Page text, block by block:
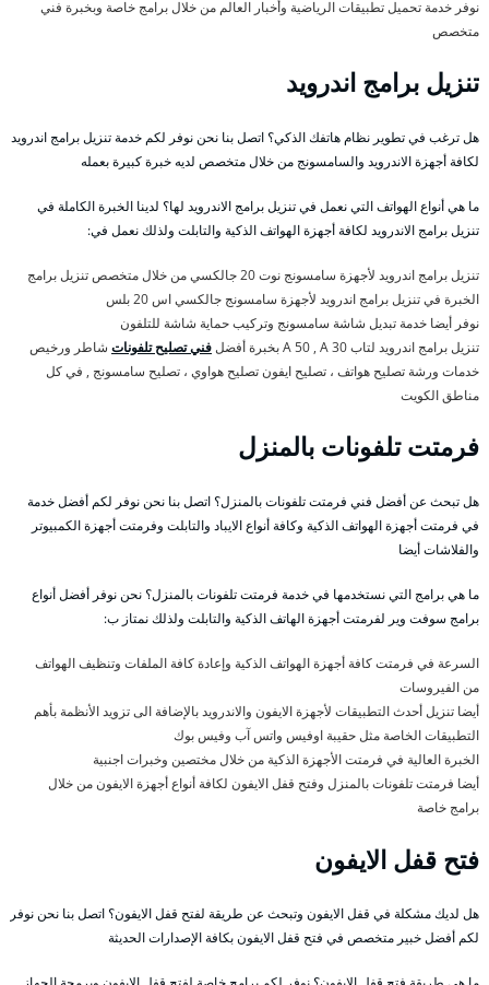
نوفر خدمة تحميل تطبيقات الرياضية وأخبار العالم من خلال برامج خاصة وبخبرة فني
متخصص
تنزيل برامج اندرويد
هل ترغب في تطوير نظام هاتفك الذكي؟ اتصل بنا نحن نوفر لكم خدمة تنزيل برامج اندرويد
لكافة أجهزة الاندرويد والسامسونج من خلال متخصص لديه خبرة كبيرة بعمله
ما هي أنواع الهواتف التي نعمل في تنزيل برامج الاندرويد لها؟ لدينا الخبرة الكاملة في
تنزيل برامج الاندرويد لكافة أجهزة الهواتف الذكية والتابلت ولذلك نعمل في:
تنزيل برامج اندرويد لأجهزة سامسونج نوت 20 جالكسي من خلال متخصص تنزيل برامج
الخبرة في تنزيل برامج اندرويد لأجهزة سامسونج جالكسي اس 20 بلس
نوفر أيضا خدمة تبديل شاشة سامسونج وتركيب حماية شاشة للتلفون
تنزيل برامج اندرويد لتاب A 50 , A 30 بخبرة أفضل
فني تصليح تلفونات شاطر ورخيص
خدمات ورشة تصليح هواتف ، تصليح ايفون تصليح هواوي ، تصليح سامسونج , في كل
مناطق الكويت
فرمتت تلفونات بالمنزل
هل تبحث عن أفضل فني فرمتت تلفونات بالمنزل؟ اتصل بنا نحن نوفر لكم أفضل خدمة
في فرمتت أجهزة الهواتف الذكية وكافة أنواع الايباد والتابلت وفرمتت أجهزة الكمبيوتر
والفلاشات أيضا
ما هي برامج التي نستخدمها في خدمة فرمتت تلفونات بالمنزل؟ نحن نوفر أفضل أنواع
برامج سوفت وير لفرمتت أجهزة الهاتف الذكية والتابلت ولذلك نمتاز ب:
السرعة في فرمتت كافة أجهزة الهواتف الذكية وإعادة كافة الملفات وتنظيف الهواتف
من الفيروسات
أيضا تنزيل أحدث التطبيقات لأجهزة الايفون والاندرويد بالإضافة الى تزويد الأنظمة بأهم
التطبيقات الخاصة مثل حقيبة اوفيس واتس آب وفيس بوك
الخبرة العالية في فرمتت الأجهزة الذكية من خلال مختصين وخبرات اجنبية
أيضا فرمتت تلفونات بالمنزل وفتح قفل الايفون لكافة أنواع أجهزة الايفون من خلال
برامج خاصة
فتح قفل الايفون
هل لديك مشكلة في قفل الايفون وتبحث عن طريقة لفتح قفل الايفون؟ اتصل بنا نحن نوفر
لكم أفضل خبير متخصص في فتح قفل الايفون بكافة الإصدارات الحديثة